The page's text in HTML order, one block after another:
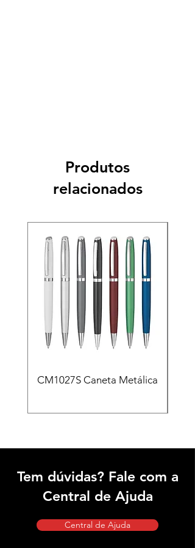
Produtos
relacionados
CM1027S Caneta Metálica
Tem dúvidas? Fale com a
Central de Ajuda
Central de Ajuda